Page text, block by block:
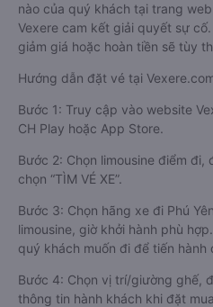
nào của quý khách tại trang
Vexere cam kết giải quyết sự
giảm giá hoặc hoàn tiền sẽ tùy
Hướng dẫn đặt vé tại
Bước 1: Truy cập vào website
CH Play hoặc App Store.
Bước 2: Chọn limousine điểm
chọn “TÌM VÉ XE”.
Bước 3: Chọn hãng xe đi Phú
limousine, giờ khởi hành phù
quý khách muốn đi để tiến hành
Bước 4: Chọn vị trí/giường ghế,
thông tin hành khách khi đặt